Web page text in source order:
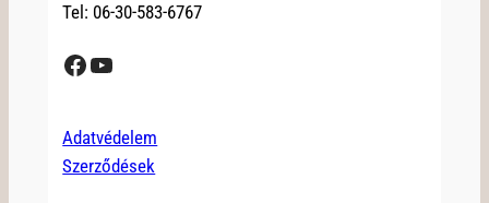
Tel: 06-30-583-6767
Facebook YouTube
Adatvédelem
Szerződések